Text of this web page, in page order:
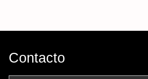
Contacto